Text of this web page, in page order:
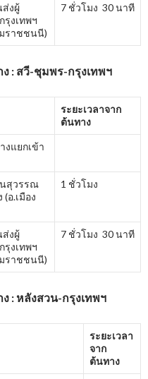
งผู้
รุงเทพฯ
ราชชนนี)
7 ชั่วโมง 30 นาที
: สวี-ชุมพร-กรุงเทพฯ
ระยะเวลาจาก
ต้นทาง
งแยกเข้า
สุวรรณ
อ.เมือง
1 ชั่วโมง
งผู้
รุงเทพฯ
ราชชนนี)
7 ชั่วโมง 30 นาที
: หลังสวน-กรุงเทพฯ
ระยะเวลา
จาก
ต้นทาง